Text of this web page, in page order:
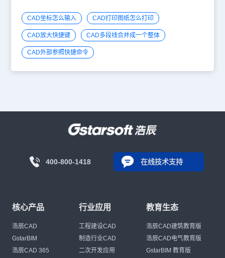
CAD坐标怎么输入 CAD打印图纸怎么打印
CAD放大快捷键 CAD多段线合并成一个整体
CAD外部参照快捷命令
400-800-1418 在线技术支持
核心产品
浩辰CAD
GstarBIM
浩辰CAD 365
行业应用
工程建设CAD
制造行业CAD
二次开发应用
教育生态
浩辰CAD建筑教育版
浩辰CAD电气教育版
GstarBIM 教育版